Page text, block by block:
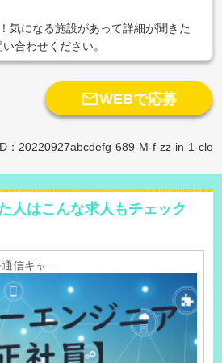
気になる施設があって詳細が聞きた
合わせください。
WEBで応募
：20220927abcdefg-689-M-f-zz-in-1-clo
人はこんな求人もチェック
信キャ...